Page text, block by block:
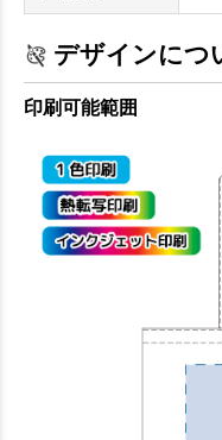
デザインにつ
印刷可能範囲